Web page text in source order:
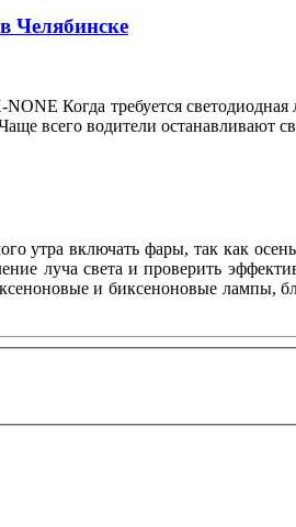
Челябинске
Когда требуется
всего водители останавливают
утра включать фары, так как
луча света и проверить
и биксеноновые лампы,